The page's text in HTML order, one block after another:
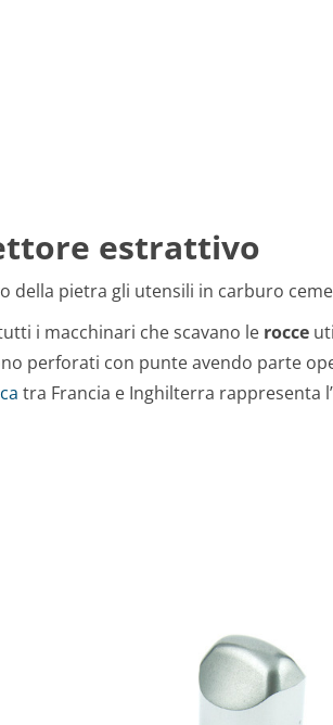
estrattivo
della pietra gli utensili in carburo
i macchinari che scavano le rocce
perforati con punte avendo parte
tra Francia e Inghilterra rappresenta